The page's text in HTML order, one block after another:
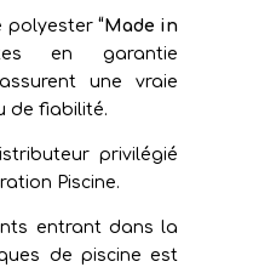
polyester“Made in
en garantie
une vraie
de fiabilité.
privilégié
Piscine.
entrant dans la
de piscine est